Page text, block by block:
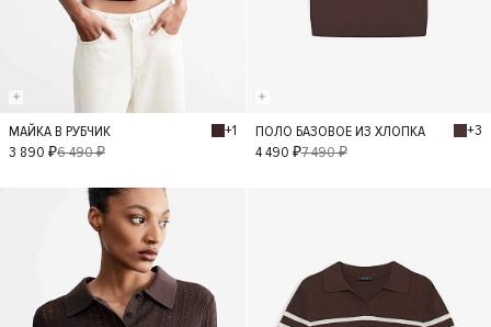
S M
МАЙКА В РУБЧИК
+1
3 890 ₽6 490 ₽ S L
ПОЛО БАЗОВОЕ ИЗ ХЛОПКА
+3
4 490 ₽7 490 ₽